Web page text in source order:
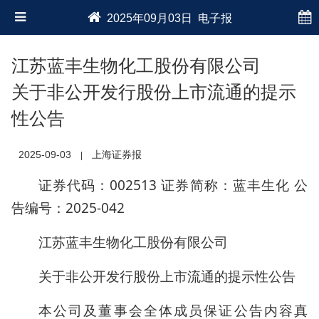
2025年09月03日 电子报
江苏蓝丰生物化工股份有限公司
关于非公开发行股份上市流通的提示
性公告
2025-09-03 上海证券报
证券代码：002513 证券简称：蓝丰生化 公
告编号：2025-042
江苏蓝丰生物化工股份有限公司
关于非公开发行股份上市流通的提示性公告
本公司及董事会全体成员保证公告内容真